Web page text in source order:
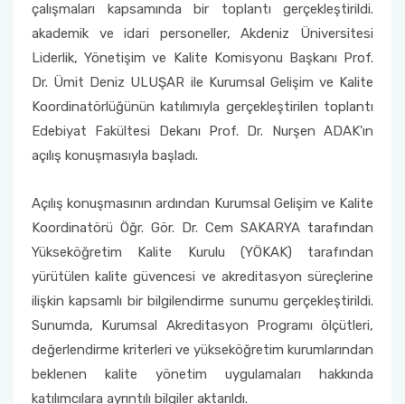
çalışmaları kapsamında bir toplantı gerçekleştirildi.
akademik ve idari personeller, Akdeniz Üniversitesi
Liderlik, Yönetişim ve Kalite Komisyonu Başkanı Prof.
Dr. Ümit Deniz ULUŞAR ile Kurumsal Gelişim ve Kalite
Koordinatörlüğünün katılımıyla gerçekleştirilen toplantı
Edebiyat Fakültesi Dekanı Prof. Dr. Nurşen ADAK'ın
açılış konuşmasıyla başladı.
Açılış konuşmasının ardından Kurumsal Gelişim ve Kalite
Koordinatörü Öğr. Gör. Dr. Cem SAKARYA tarafından
Yükseköğretim Kalite Kurulu (YÖKAK) tarafından
yürütülen kalite güvencesi ve akreditasyon süreçlerine
ilişkin kapsamlı bir bilgilendirme sunumu gerçekleştirildi.
Sunumda, Kurumsal Akreditasyon Programı ölçütleri,
değerlendirme kriterleri ve yükseköğretim kurumlarından
beklenen kalite yönetim uygulamaları hakkında
katılımcılara ayrıntılı bilgiler aktarıldı.